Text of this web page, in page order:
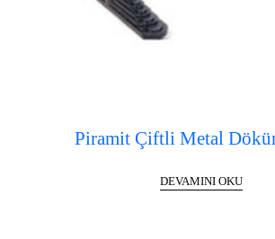
Piramit Çiftli Metal
DEVAMINI OKU